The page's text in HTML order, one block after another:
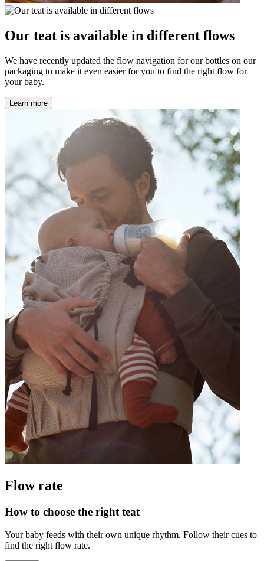
Our teat is available in different flows
We have recently updated the flow navigation for our bottles on our
packaging to make it even easier for you to find the right flow for
your baby.
Learn more
Flow rate
How to choose the right teat
Your baby feeds with their own unique rhythm. Follow their cues to
find the right flow rate.